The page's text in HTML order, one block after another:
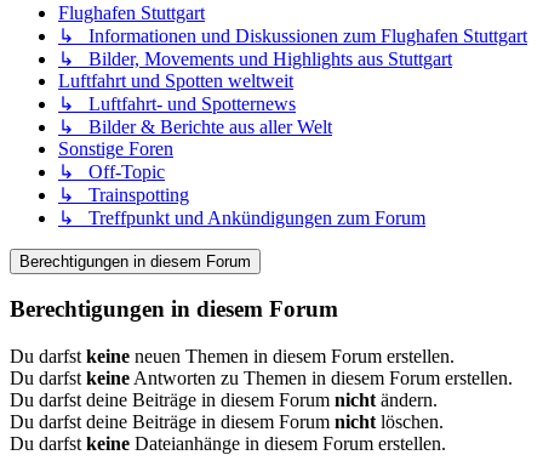
Flughafen Stuttgart
↳ Informationen und Diskussionen zum Flughafen Stuttgart
↳ Bilder, Movements und Highlights aus Stuttgart
Luftfahrt und Spotten weltweit
↳ Luftfahrt- und Spotternews
↳ Bilder & Berichte aus aller Welt
Sonstige Foren
↳ Off-Topic
↳ Trainspotting
↳ Treffpunkt und Ankündigungen zum Forum
Berechtigungen in diesem Forum
Berechtigungen in diesem Forum
Du darfst keine neuen Themen in diesem Forum erstellen.
Du darfst keine Antworten zu Themen in diesem Forum erstellen.
Du darfst deine Beiträge in diesem Forum nicht ändern.
Du darfst deine Beiträge in diesem Forum nicht löschen.
Du darfst keine Dateianhänge in diesem Forum erstellen.